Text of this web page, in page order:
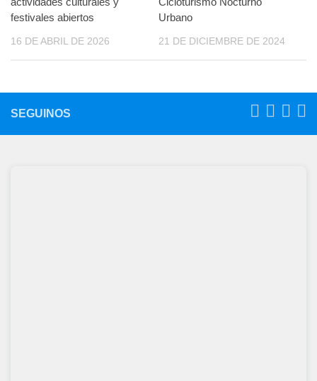
festivales abiertos
16 DE ABRIL DE 2026
Urbano
21 DE DICIEMBRE DE 2024
SEGUINOS